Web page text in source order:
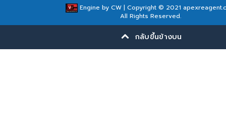
Engine by CW| Copyright © 2021
All Rights Reserved.
กลับขึ้นข้างบน